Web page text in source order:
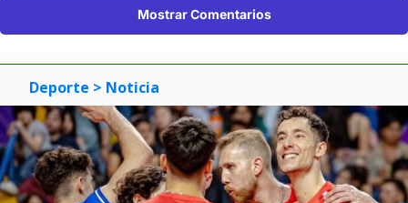
Mostrar Comentarios
Deporte > Noticia